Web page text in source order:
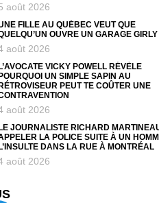
août 2026
FILLE AU QUÉBEC VEUT QUE
OUVRE UN GARAGE
août 2026
VICKY POWELL RÉVÈLE
UN SIMPLE SAPIN AU
PEUT TE COÛTER UNE
août 2026
JOURNALISTE RICHARD
LA POLICE SUITE À UN
DANS LA RUE À MONTRÉAL
août 2026